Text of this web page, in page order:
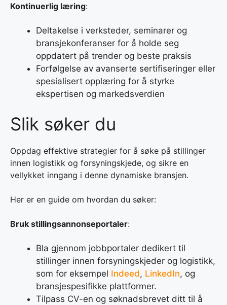
Kontinuerlig læring:
Deltakelse i verksteder, seminarer og
bransjekonferanser for å holde seg
oppdatert på trender og beste praksis
Forfølgelse av avanserte sertifiseringer eller
spesialisert opplæring for å styrke
ekspertisen og markedsverdien
Slik søker du
Oppdag effektive strategier for å søke på stillinger
innen logistikk og forsyningskjede, og sikre en
vellykket inngang i denne dynamiske bransjen.
Her er en guide om hvordan du søker:
Bruk stillingsannonseportaler:
Bla gjennom jobbportaler dedikert til
stillinger innen forsyningskjeder og logistikk,
som for eksempel Indeed, LinkedIn, og
bransjespesifikke plattformer.
Tilpass CV-en og søknadsbrevet ditt til å